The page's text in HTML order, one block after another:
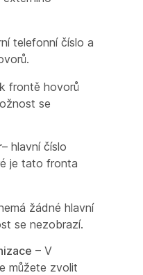
telefonní číslo a
frontě hovorů
se
– hlavní číslo
je tato fronta
žádné hlavní
se nezobrazí.
– V
můžete zvolit